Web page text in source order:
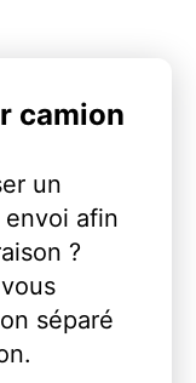
camion
un
afin
?
séparé